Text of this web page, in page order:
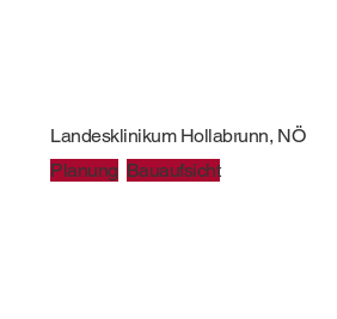
Landesklinikum Hollabrunn, NÖ
Planung Bauaufsicht